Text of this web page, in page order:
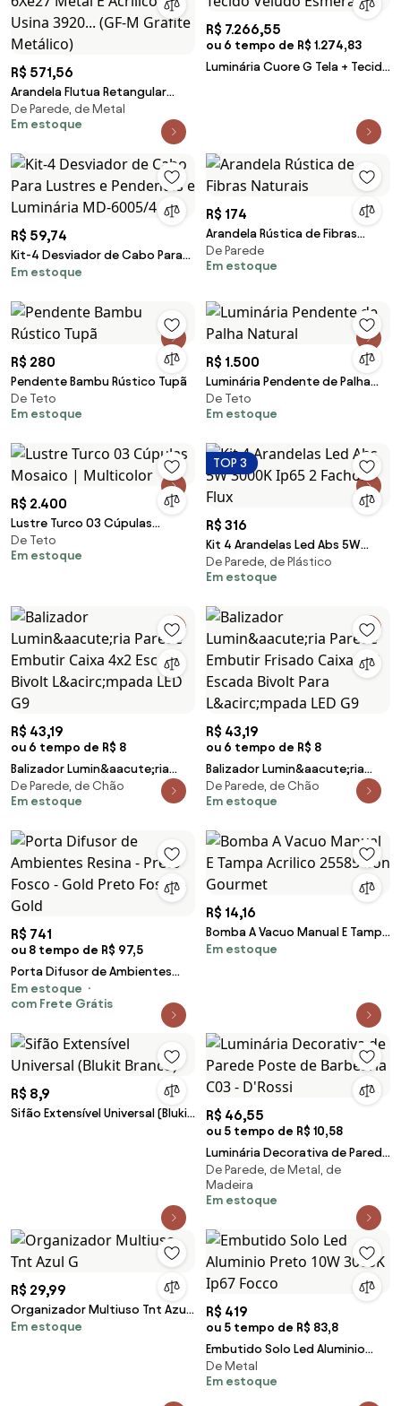
R$ 571,56
Arandela Flutua Retangular
20X70Cm 6Xe27 Metal E
Acrílico | Usina 3920... (GF-M
De Parede, de Metal
Em estoque
R$ 7.266,55
ou 6 tempo de R$ 1.274,83
Luminária Cuore G Tela + Tecido
R$ 59,74
Kit-4 Desviador de Cabo Para
Lustres e Pendentes e
Em estoque
R$ 174
Arandela Rústica de Fibras
Naturais
De Parede
Em estoque
R$ 280
Pendente Bambu Rústico Tupã
De Teto
Em estoque
R$ 1.500
Luminária Pendente de Palha
Natural
De Teto
Em estoque
R$ 2.400
Lustre Turco 03 Cúpulas
Mosaico | Multicolor
De Teto
Em estoque
TOP 3
R$ 316
Kit 4 Arandelas Led Abs 5W
3000K Ip65 2 Fachos Flux
De Parede, de Plástico
Em estoque
R$ 43,19
ou 6 tempo de R$ 8
Balizador Lumin&aacute;ria
Parede Embutir Caixa 4x2
Escada Bivolt L&acirc;mpada
De Parede, de Chão
Em estoque
R$ 43,19
ou 6 tempo de R$ 8
Balizador Lumin&aacute;ria
Parede Embutir Frisado Caixa
4x2 Escada Bivolt Para
De Parede, de Chão
Em estoque
R$ 741
ou 8 tempo de R$ 97,5
Porta Difusor de Ambientes
Resina - Preto Fosco - Gold
Preto Fosco - Gold
Em estoque
com Frete Grátis
R$ 14,16
Bomba A Vacuo Manual E Tampa
Acrilico 25585 Bon Gourmet
Em estoque
R$ 8,9
Sifão Extensível Universal (Blukit
R$ 46,55
ou 5 tempo de R$ 10,58
Luminária Decorativa de Parede
Poste de Barbearia C03 -
D'Rossi
De Parede, de Metal, de
Madeira
Em estoque
R$ 29,99
Organizador Multiuso Tnt Azul
G
Em estoque
R$ 419
ou 5 tempo de R$ 83,8
Embutido Solo Led Aluminio
Preto 10W 3000K Ip67 Focco
De Metal
Em estoque